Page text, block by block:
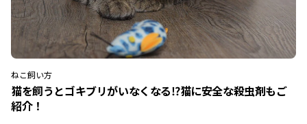
ねこ飼い方
猫を飼うとゴキブリがいなくなる⁉︎猫に安全な殺虫剤もご
紹介！